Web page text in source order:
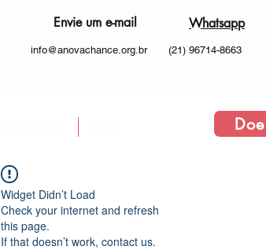
Envie um e-mail
info@anovachance.org.br
Whatsapp
(21) 96714-8663
Doe
Widget Didn’t Load
Check your internet and refresh
this page.
If that doesn’t work, contact us.